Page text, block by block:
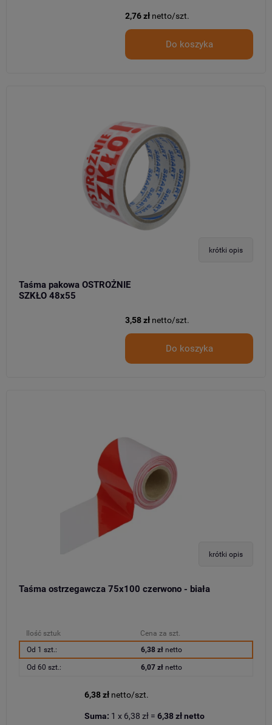
2,76 zł netto/szt.
Do koszyka
krótki opis
Taśma pakowa OSTROŻNIE
SZKŁO 48x55
3,58 zł netto/szt.
Do koszyka
krótki opis
Taśma ostrzegawcza 75x100 czerwono - biała
Ilość sztuk
Cena za szt.
Od 1 szt.:
6,38 złnetto
Od 60 szt.: 6,07 złnetto
6,38 zł netto/szt.
Suma: 1 x 6,38 zł = 6,38 złnetto